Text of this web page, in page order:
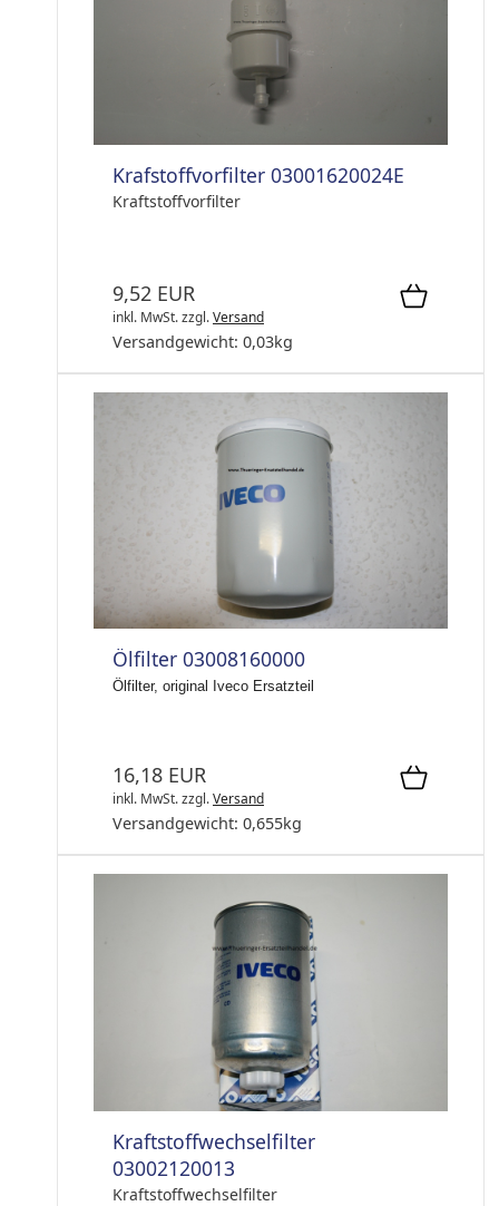
Krafstoffvorfilter 03001620024E
Kraftstoffvorfilter
9,52 EUR
inkl. MwSt.zzgl.Versand
Versandgewicht: 0,03kg
Ölfilter 03008160000
Ölfilter, original Iveco Ersatzteil
16,18 EUR
inkl. MwSt.zzgl.Versand
Versandgewicht: 0,655kg
Kraftstoffwechselfilter
03002120013
Kraftstoffwechselfilter